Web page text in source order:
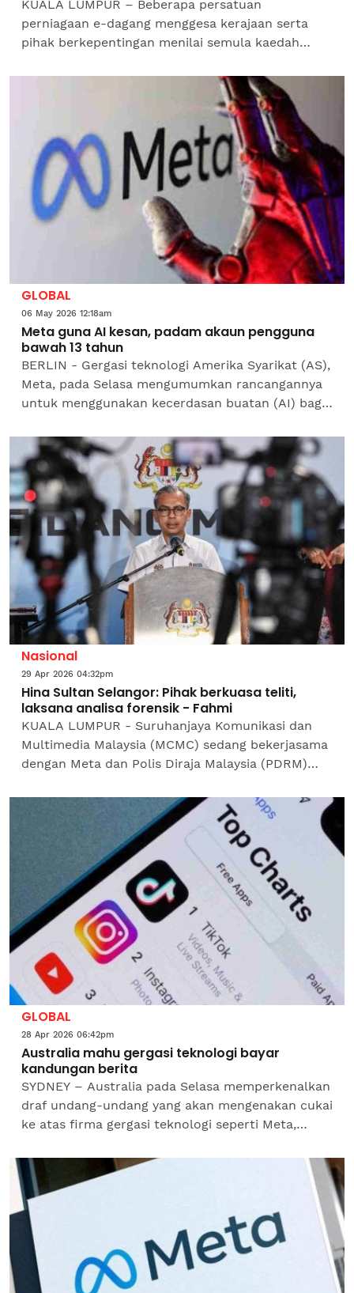
KUALA LUMPUR – Beberapa persatuan
perniagaan e-dagang menggesa kerajaan serta
pihak berkepentingan menilai semula kaedah
dikenakan ke atas peniaga melalui...
GLOBAL
06 May 2026 12:18am
Meta guna AI kesan, padam akaun pengguna
bawah 13 tahun
BERLIN - Gergasi teknologi Amerika Syarikat (AS),
Meta, pada Selasa mengumumkan rancangannya
untuk menggunakan kecerdasan buatan (AI) bagi
mengeluarkan...
Nasional
29 Apr 2026 04:32pm
Hina Sultan Selangor: Pihak berkuasa teliti,
laksana analisa forensik - Fahmi
KUALA LUMPUR - Suruhanjaya Komunikasi dan
Multimedia Malaysia (MCMC) sedang bekerjasama
dengan Meta dan Polis Diraja Malaysia (PDRM)
berhubung siasatan...
GLOBAL
28 Apr 2026 06:42pm
Australia mahu gergasi teknologi bayar
kandungan berita
SYDNEY – Australia pada Selasa memperkenalkan
draf undang-undang yang akan mengenakan cukai
ke atas firma gergasi teknologi seperti Meta,
membuat perjanjian...